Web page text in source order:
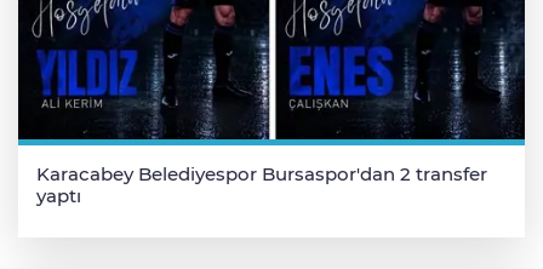
Karacabey Belediyespor Bursaspor'dan 2 transfer
yaptı